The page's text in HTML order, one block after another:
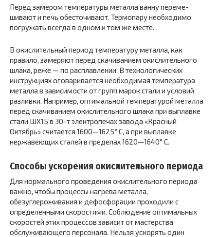
Перед замером температуры металла ванну переме­
шивают и печь обесточивают. Термопару необходимо
погружать всегда в одном и том же месте.
В окислительный период температуру металла, как
правило, замеряют перед скачиванием окислительного
шлака, реже — по расплавлении. В технологических
инструкциях оговаривается необходимая температура
металла в зависимости от групп марок стали и условий
разливки. Например, оптимальной температурой метал­ла
перед скачиванием окислительного шлака при вы­плавке
стали ШХ15 в 30-т электропечах завода «Крас­ный
Октябрь» считается 1600—1625° С, а при выплавке
нержавеющих сталей в пределах 1620—1640° С.
Способы ускорения окислительного периода
Для нормального проведения окислительного периода
важ­но, чтобы процессы нагрева металла,
обезуглерожива­ния и дефосфорации проходили с
определенными скоро­стями. Соблюдение оптимальных
скоростей этих процес­сов зависит от мастерства
обслуживающего персонала. Нельзя ускорять один